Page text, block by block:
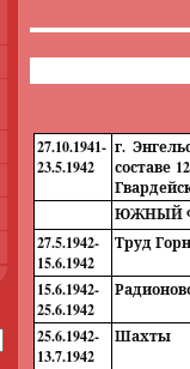
27.10.1941-
23.5.1942
г.
составе
ЮЖНЫЙ
27.5.1942-
15.6.1942
Труд
15.6.1942-
25.6.1942
25.6.1942-
13.7.1942
Шахты